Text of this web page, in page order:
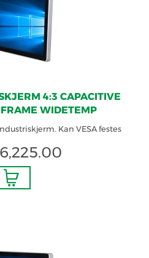
4:3 CAPACITIVE
WIDETEMP
Kan VESA festes
6,225.00